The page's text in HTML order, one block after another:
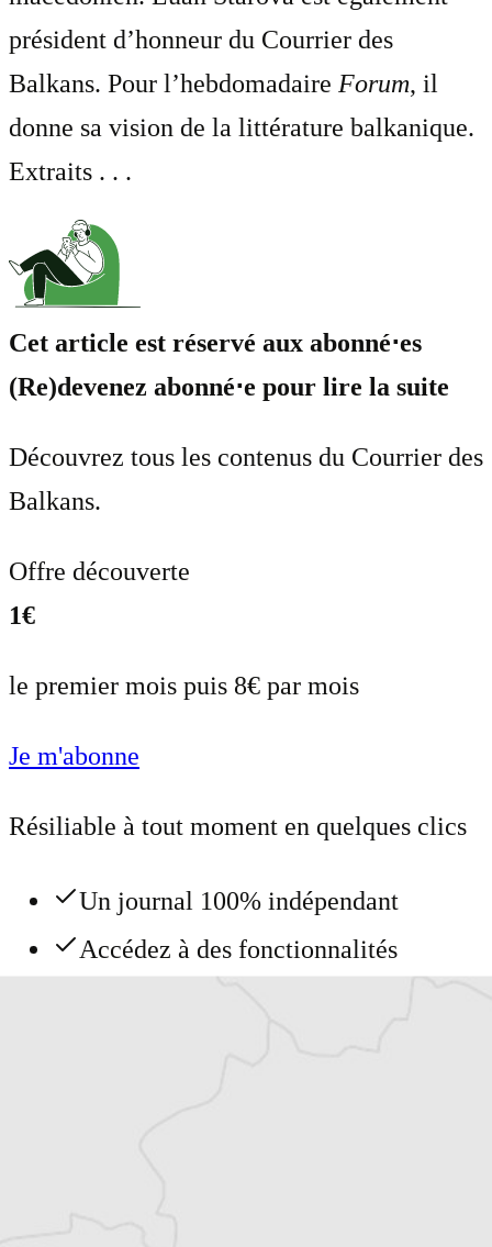
président d’honneur du Courrier des
Balkans. Pour l’hebdomadaire Forum, il
donne sa vision de la littérature balkanique.
Extraits . . .
Cet article est réservé aux abonné⋅es
(Re)devenez abonné⋅e pour lire la suite
Découvrez tous les contenus du Courrier des
Balkans.
Offre découverte
1€
le premier mois puis 8€ par mois
Je m'abonne
Résiliable à tout moment en quelques clics
Un journal 100% indépendant
Accédez à des fonctionnalités